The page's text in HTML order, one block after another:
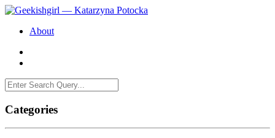
About
Categories